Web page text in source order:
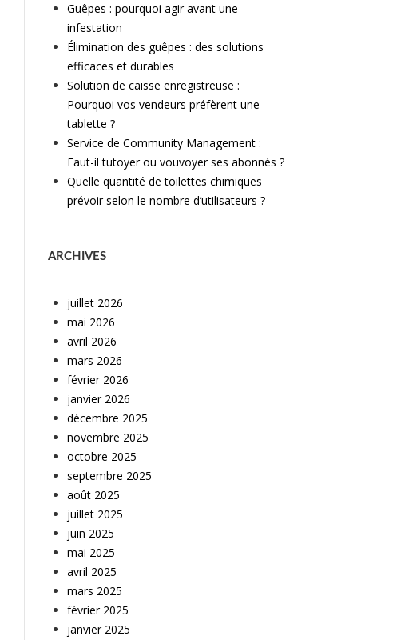
Guêpes : pourquoi agir avant une
infestation
Élimination des guêpes : des solutions
efficaces et durables
Solution de caisse enregistreuse :
Pourquoi vos vendeurs préfèrent une
tablette ?
Service de Community Management :
Faut-il tutoyer ou vouvoyer ses abonnés ?
Quelle quantité de toilettes chimiques
prévoir selon le nombre d’utilisateurs ?
ARCHIVES
juillet 2026
mai 2026
avril 2026
mars 2026
février 2026
janvier 2026
décembre 2025
novembre 2025
octobre 2025
septembre 2025
août 2025
juillet 2025
juin 2025
mai 2025
avril 2025
mars 2025
février 2025
janvier 2025